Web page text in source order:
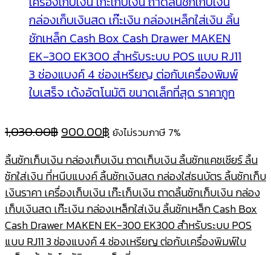
1,030.00฿ Original
was:
1,030.00฿.
900.00฿Current
is:
900.00฿.
ยังไม่รวมภาษี 7%
ลิ้นชักเก็บเงิน กล่องเก็บเงิน ถาดเก็บเงิน ลิ้นชักแคชเชียร์ ลิ้น
ชักใส่เงิน ที่หนีบแบงค์ ลิ้นชักเงินสด กล่องใส่ธนบัตร ลิ้นชักเก็บ
เงินราคา เครื่องเก็บเงิน เก๊ะเก็บเงิน ถาดลิ้นชักเก็บเงิน กล่อง
เก็บเงินสด เก๊ะเงิน กล่องเหล็กใส่เงิน ลิ้นชักเหล็ก Cash Box
Cash Drawer MAKEN EK-300 EK300 สำหรับระบบ POS
แบบ RJ11 3 ช่องแบงค์ 4 ช่องเหรียญ ต่อกับเครื่องพิมพ์ใบ